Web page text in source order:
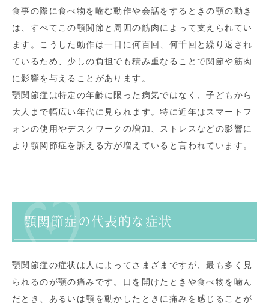
食事の際に食べ物を噛む動作や会話をするときの顎の動き
は、すべてこの顎関節と周囲の筋肉によって支えられてい
ます。こうした動作は一日に何百回、何千回と繰り返され
ているため、少しの負担でも積み重なることで関節や筋肉
に影響を与えることがあります。
顎関節症は特定の年齢に限った病気ではなく、子どもから
大人まで幅広い年代に見られます。特に近年はスマートフ
ォンの使用やデスクワークの増加、ストレスなどの影響に
より顎関節症を訴える方が増えていると言われています。
顎関節症の代表的な症状
顎関節症の症状は人によってさまざまですが、最も多く見
られるのが顎の痛みです。口を開けたときや食べ物を噛ん
だとき、あるいは顎を動かしたときに痛みを感じることが